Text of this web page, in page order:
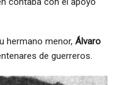
hermano menor, Álvaro
de guerreros.